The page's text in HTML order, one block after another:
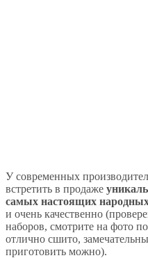
У современных
встретить в продаже
самых настоящих
и очень качественно
наборов, смотрите на фото
отлично сшито,
приготовить можно).